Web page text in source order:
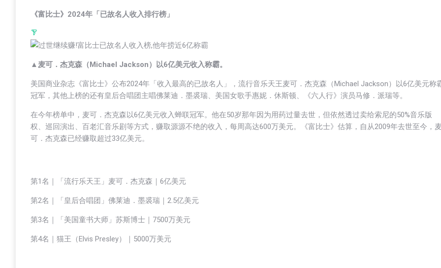
《富比士》2024年「已故名人收入排行榜」
▲麦可．杰克森（Michael Jackson）以6亿美元收入称霸。
美国商业杂志《富比士》公布2024年「收入最高的已故名人」，流行音乐天王麦可．杰克森（Michael Jackson）以6亿美元称
冠军，其他上榜的还有皇后合唱团主唱佛莱迪．墨裘瑞、美国女歌手惠妮．休斯顿、《六人行》演员马修．派瑞等。
在今年榜单中，麦可．杰克森以6亿美元收入蝉联冠军。他在50岁那年因为用药过量去世，但依然透过卖给索尼的50%音乐版
权、巡回演出、百老汇音乐剧等方式，赚取源源不绝的收入，每周高达600万美元。《富比士》估算，自从2009年去世至今，
可．杰克森已经赚取超过33亿美元。
第1名｜「流行乐天王」麦可．杰克森｜6亿美元
第2名｜「皇后合唱团」佛莱迪．墨裘瑞｜2.5亿美元
第3名｜「美国童书大师」苏斯博士｜7500万美元
第4名｜猫王（Elvis Presley）｜5000万美元